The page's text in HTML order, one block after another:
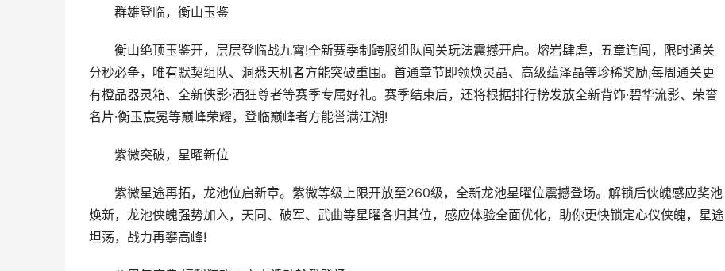
群雄登临，衡山玉鉴
衡山绝顶玉鉴开，层层登临战九霄!全新赛季制跨服组队闯关玩法震撼开启。熔岩肆虐，五章连闯，限时通关
分秒必争，唯有默契组队、洞悉天机者方能突破重围。首通章节即领焕灵晶、高级蕴泽晶等珍稀奖励;每周通关更
有橙品器灵箱、全新侠影·酒狂尊者等赛季专属好礼。赛季结束后，还将根据排行榜发放全新背饰·碧华流影、荣誉
名片·衡玉宸冕等巅峰荣耀，登临巅峰者方能誉满江湖!
紫微突破，星曜新位
紫微星途再拓，龙池位启新章。紫微等级上限开放至260级，全新龙池星曜位震撼登场。解锁后侠魄感应奖池
焕新，龙池侠魄强势加入，天同、破军、武曲等星曜各归其位，感应体验全面优化，助你更快锁定心仪侠魄，星途
坦荡，战力再攀高峰!